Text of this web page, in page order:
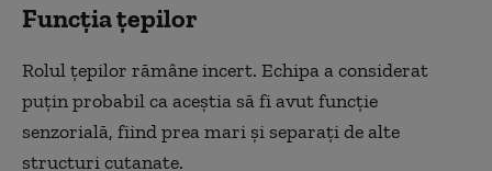
Funcția țepilor
Rolul țepilor rămâne incert. Echipa a considerat
puțin probabil ca aceștia să fi avut funcție
senzorială, fiind prea mari și separați de alte
structuri cutanate.